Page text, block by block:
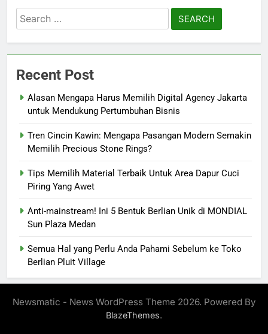
Search
for:
Recent Post
Alasan Mengapa Harus Memilih Digital Agency Jakarta
untuk Mendukung Pertumbuhan Bisnis
Tren Cincin Kawin: Mengapa Pasangan Modern Semakin
Memilih Precious Stone Rings?
Tips Memilih Material Terbaik Untuk Area Dapur Cuci
Piring Yang Awet
Anti-mainstream! Ini 5 Bentuk Berlian Unik di MONDIAL
Sun Plaza Medan
Semua Hal yang Perlu Anda Pahami Sebelum ke Toko
Berlian Pluit Village
Newsmatic - News WordPress Theme 2026. Powered By
BlazeThemes.